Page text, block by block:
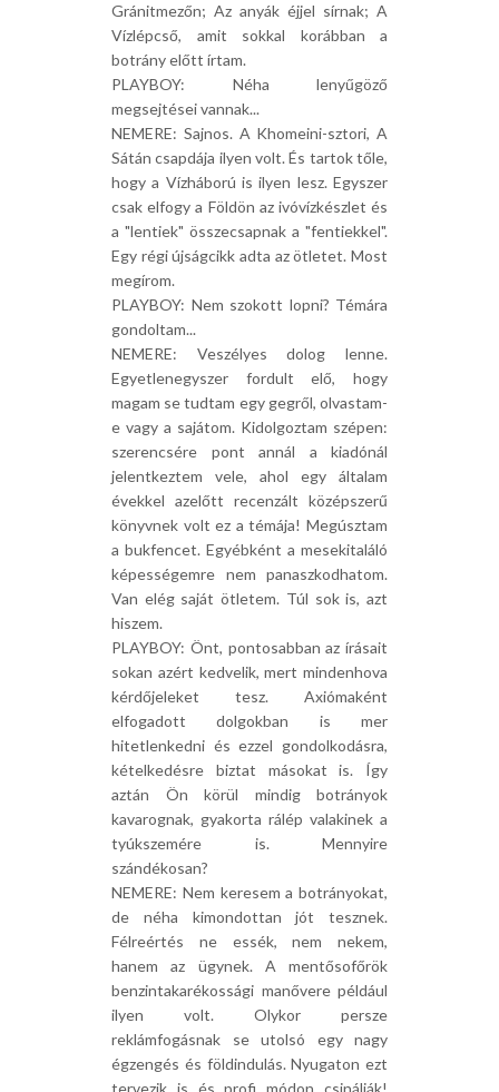
Gránitmezőn; Az anyák éjjel sírnak; A
Vízlépcső, amit sokkal korábban a
botrány előtt írtam.
PLAYBOY: Néha lenyűgöző
megsejtései vannak...
NEMERE: Sajnos. A Khomeini-sztori, A
Sátán csapdája ilyen volt. És tartok tőle,
hogy a Vízháború is ilyen lesz. Egyszer
csak elfogy a Földön az ivóvízkészlet és
a "lentiek" összecsapnak a "fentiekkel".
Egy régi újságcikk adta az ötletet. Most
megírom.
PLAYBOY: Nem szokott lopni? Témára
gondoltam...
NEMERE: Veszélyes dolog lenne.
Egyetlenegyszer fordult elő, hogy
magam se tudtam egy gegről, olvastam-
e vagy a sajátom. Kidolgoztam szépen:
szerencsére pont annál a kiadónál
jelentkeztem vele, ahol egy általam
évekkel azelőtt recenzált középszerű
könyvnek volt ez a témája! Megúsztam
a bukfencet. Egyébként a mesekitaláló
képességemre nem panaszkodhatom.
Van elég saját ötletem. Túl sok is, azt
hiszem.
PLAYBOY: Önt, pontosabban az írásait
sokan azért kedvelik, mert mindenhova
kérdőjeleket tesz. Axiómaként
elfogadott dolgokban is mer
hitetlenkedni és ezzel gondolkodásra,
kételkedésre biztat másokat is. Így
aztán Ön körül mindig botrányok
kavarognak, gyakorta rálép valakinek a
tyúkszemére is. Mennyire
szándékosan?
NEMERE: Nem keresem a botrányokat,
de néha kimondottan jót tesznek.
Félreértés ne essék, nem nekem,
hanem az ügynek. A mentősofőrök
benzintakarékossági manővere például
ilyen volt. Olykor persze
reklámfogásnak se utolsó egy nagy
égzengés és földindulás. Nyugaton ezt
tervezik is és profi módon csinálják!